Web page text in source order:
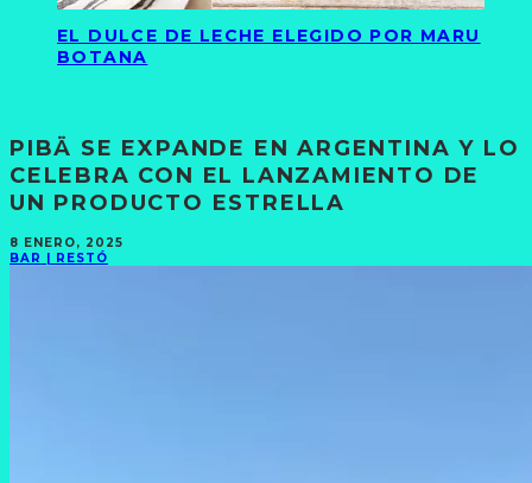
EL DULCE DE LECHE ELEGIDO POR MARU
BOTANA
PIBÄ SE EXPANDE EN ARGENTINA Y LO
CELEBRA CON EL LANZAMIENTO DE
UN PRODUCTO ESTRELLA
8 ENERO, 2025
BAR | RESTÓ